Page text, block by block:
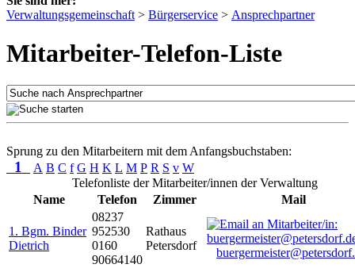
Verwaltungsgemeinschaft > Bürgerservice > Ansprechpartner
Mitarbeiter-Telefon-Liste
Sprung zu den Mitarbeitern mit dem Anfangsbuchstaben:
1 A B C f G H K L M P R S v W
Telefonliste der Mitarbeiter/innen der Verwaltung
Name
Telefon Zimmer Mail
1. Bgm. Binder
Dietrich
08237
952530
0160
90664140
Rathaus
Petersdorf